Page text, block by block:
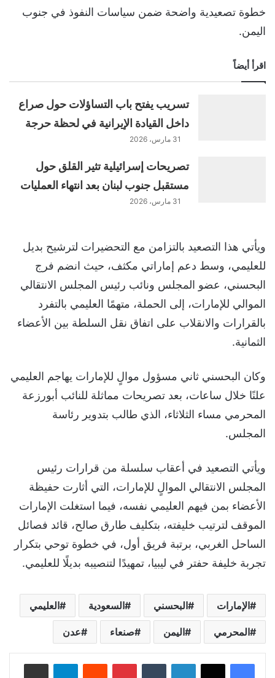
خطوة تصعيدية واضحة ضمن سياسات النفوذ في جنوب
اليمن.
اقرأ أيضاً
تسريب يفتح باب التساؤلات حول صراع
داخل القيادة الإيرانية في لحظة حرجة
31 مارس، 2026
تصريحات إسرائيلية تثير القلق حول
مستقبل جنوب لبنان بعد انتهاء العمليات
31 مارس، 2026
ويأتي هذا التصعيد بالتزامن مع التحضيرات لترشيح بديل
للعليمي، وسط دعم إماراتي مكثف، حيث انضم فرج
البحسني، عضو المجلس ونائب رئيس المجلس الانتقالي
الموالي للإمارات، إلى الحملة، متهمًا العليمي بالتفرد
بالقرارات والانقلاب على اتفاق نقل السلطة بين الأعضاء
الثمانية.
وكان البحسني ثاني مسؤول موالٍ للإمارات يهاجم العليمي
علنًا خلال ساعات، بعد تصريحات مماثلة للنائب أبورزعة
المحرمي مساء الثلاثاء، الذي طالب بتدوير رئاسة
المجلس.
ويأتي التصعيد في أعقاب سلسلة من قرارات رئيس
المجلس الانتقالي الموالٍ للإمارات، التي أثارت حفيظة
الأعضاء بمن فيهم العليمي نفسه، فيما استغلت الإمارات
الموقف لترتيب خليفته، بتكليف طارق صالح، قائد فصائل
الساحل الغربي، برتبة فريق أول، في خطوة توحي بتكرار
تجربة خليفة حفتر في ليبيا، تمهيدًا لتنصيبه بديلًا للعليمي.
الإمارات البحسني السعودية العليمي
المحرمي اليمن صنعاء عدن
لينكدإن بينتيريست